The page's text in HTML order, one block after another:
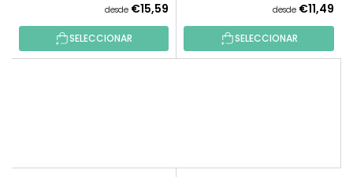
desde €15,59
SELECCIONAR
desde €11,49
SELECCIONAR